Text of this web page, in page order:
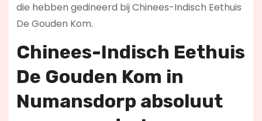
die hebben gedineerd bij Chinees-Indisch Eethuis
De Gouden Kom.
Chinees-Indisch Eethuis
De Gouden Kom in
Numansdorp absoluut